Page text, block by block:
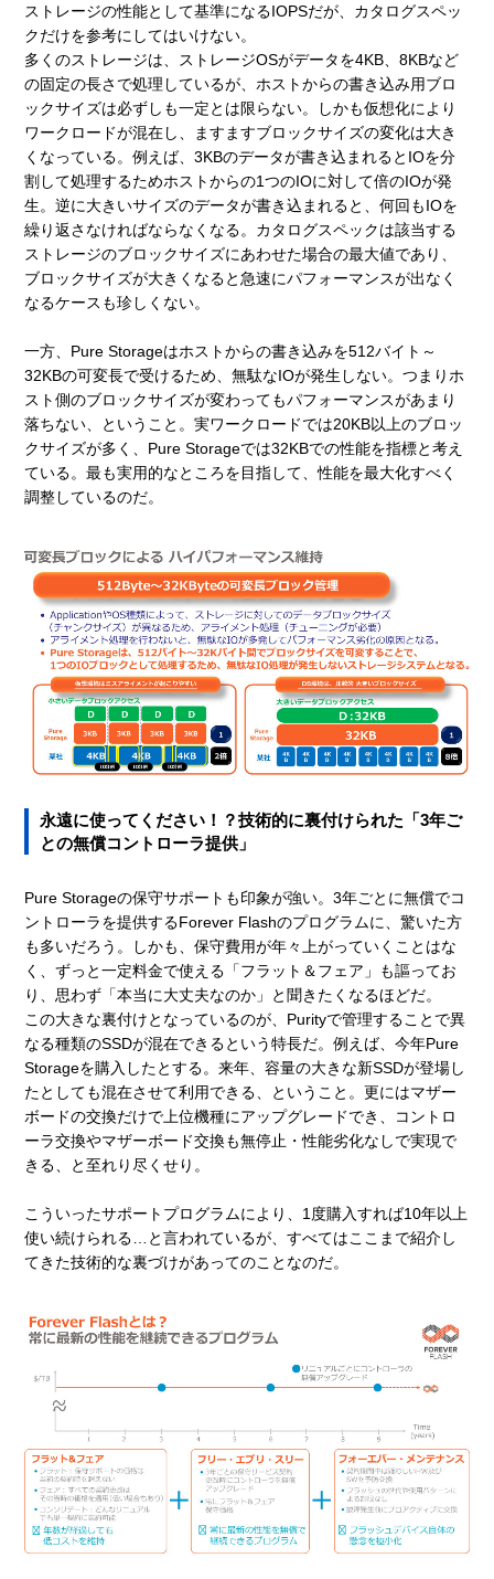
ストレージの性能として基準になるIOPSだが、カタログスペッ
クだけを参考にしてはいけない。
多くのストレージは、ストレージOSがデータを4KB、8KBなど
の固定の長さで処理しているが、ホストからの書き込み用ブロ
ックサイズは必ずしも一定とは限らない。しかも仮想化により
ワークロードが混在し、ますますブロックサイズの変化は大き
くなっている。例えば、3KBのデータが書き込まれるとIOを分
割して処理するためホストからの1つのIOに対して倍のIOが発
生。逆に大きいサイズのデータが書き込まれると、何回もIOを
繰り返さなければならなくなる。カタログスペックは該当する
ストレージのブロックサイズにあわせた場合の最大値であり、
ブロックサイズが大きくなると急速にパフォーマンスが出なく
なるケースも珍しくない。
一方、Pure Storageはホストからの書き込みを512バイト～
32KBの可変長で受けるため、無駄なIOが発生しない。つまりホ
スト側のブロックサイズが変わってもパフォーマンスがあまり
落ちない、ということ。実ワークロードでは20KB以上のブロッ
クサイズが多く、Pure Storageでは32KBでの性能を指標と考え
ている。最も実用的なところを目指して、性能を最大化すべく
調整しているのだ。
永遠に使ってください！？技術的に裏付けられた「3年ご
との無償コントローラ提供」
Pure Storageの保守サポートも印象が強い。3年ごとに無償でコ
ントローラを提供するForever Flashのプログラムに、驚いた方
も多いだろう。しかも、保守費用が年々上がっていくことはな
く、ずっと一定料金で使える「フラット＆フェア」も謳ってお
り、思わず「本当に大丈夫なのか」と聞きたくなるほどだ。
この大きな裏付けとなっているのが、Purityで管理することで異
なる種類のSSDが混在できるという特長だ。例えば、今年Pure
Storageを購入したとする。来年、容量の大きな新SSDが登場し
たとしても混在させて利用できる、ということ。更にはマザー
ボードの交換だけで上位機種にアップグレードでき、コントロ
ーラ交換やマザーボード交換も無停止・性能劣化なしで実現で
きる、と至れり尽くせり。
こういったサポートプログラムにより、1度購入すれば10年以上
使い続けられる…と言われているが、すべてはここまで紹介し
てきた技術的な裏づけがあってのことなのだ。